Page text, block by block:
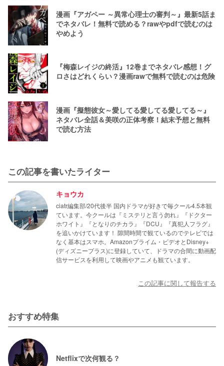
漫画『アガペー ～異常心理士の審判～』最新5話ま
でネタバレ！無料で読める？rawやpdfで読むのは
やめよう
『梅森レイジの終活』12巻までネタバレ感想！グ
ロさはどれくらい？漫画rawで無料で読むのは危険
漫画『擬態彼女～愛してる愛してる愛してる～』
ネタバレ全話＆美咲の正体考察！結末予想と無料
で読む方法
この記事を書いたライター
キョウカ
ciatr編集部/20代後半 国内ドラマが好きで毎クール4.5本観
ています。今クールは『ミステリと言う勿れ』『ドクター
ホワイト』『となりのチカラ』『DCU』『真犯人フラグ』
を追いかけています！ 隙間時間で観ているのでテレビでは
なく基本はスマホ。Amazonプライム・ビデオとDisney+
(ディズニープラス)に登録していて、ドラマの合間に動画配
信サービスを利用して映画やアニメも観ています。
この記事に関して報告する
おすすめ特集
Netflixで次何観る？